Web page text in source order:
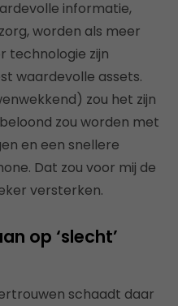
informatie,
worden als meer
technologie zijn
waardevolle assets.
zou het zijn
zou worden met
en een snellere
Dat zou voor mij de
versterken.
op ‘slecht’
schaadt daar